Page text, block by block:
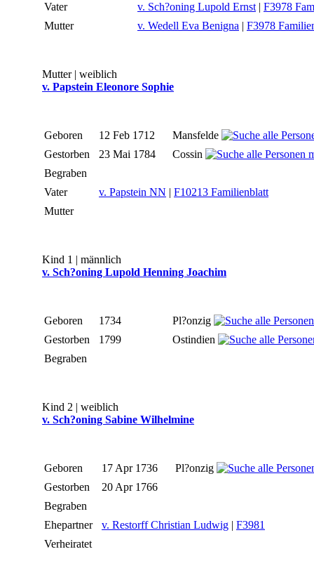
Vater
v. Sch?oning Lupold Ernst| F3978
Mutter
v. Wedell Eva Benigna | F3978
Mutter | weiblich
v. Papstein Eleonore Sophie
Geboren 12 Feb 1712
Mansfelde
Gestorben
23 Mai 1784
Cossin
Begraben
Vater
v. Papstein NN | F10213 Familienblatt
Mutter
Kind 1 | männlich
v. Sch?oning Lupold Henning Joachim
Geboren 1734
Pl?onzig
Gestorben
1799
Ostindien
Begraben
Kind 2 | weiblich
v. Sch?oning Sabine Wilhelmine
Geboren 17 Apr 1736
Pl?onzig
Gestorben
20 Apr 1766
Begraben
Ehepartner
v. Restorff Christian Ludwig | F3981
Verheiratet